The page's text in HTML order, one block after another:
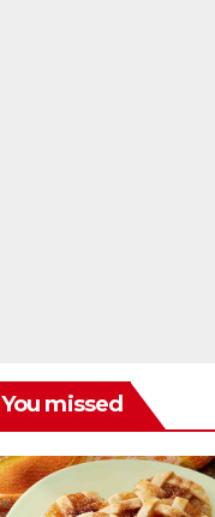
You missed